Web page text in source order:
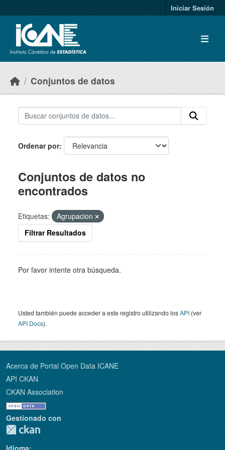
Iniciar Sesión
Conjuntos de datos
Ordenar por
Conjuntos de datos no
encontrados
Etiquetas:
Agrupacion
Filtrar Resultados
Por favor intente otra búsqueda.
Usted también puede acceder a este registro utilizando losAPI (ver
API Docs).
Acerca de Portal Open Data ICANE
API CKAN
CKAN Association
Gestionado con
Idioma